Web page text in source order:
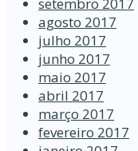
setembro 2017
agosto 2017
julho 2017
junho 2017
maio 2017
abril 2017
março 2017
fevereiro 2017